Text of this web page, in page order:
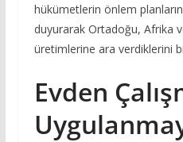
hükümetlerin önlem
duyurarak Ortadoğu, Afrika
üretimlerine ara verdiklerini
Evden